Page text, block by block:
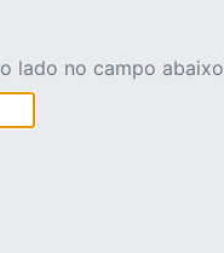
lado no campo abaixo